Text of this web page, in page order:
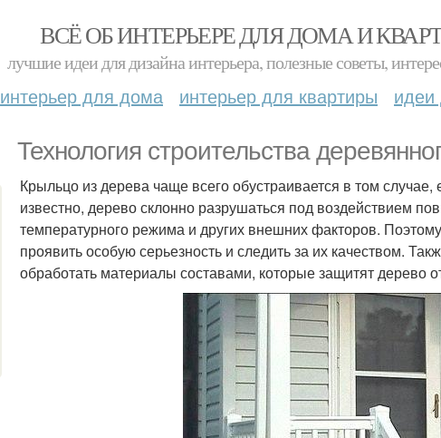
ВСЁ ОБ ИНТЕРЬЕРЕ ДЛЯ ДОМА И
лучшие идеи для дизайна интерьера, полезные советы,
интерьер для дома интерьер для квартиры идеи
Технология строительства
Крыльцо из дерева чаще всего обустраивается в том
известно, дерево склонно разрушаться под воздействием
температурного режима и других внешних факторов.
проявить особую серьезность и следить за их качеством.
обработать материалы составами, которые защитят дерево